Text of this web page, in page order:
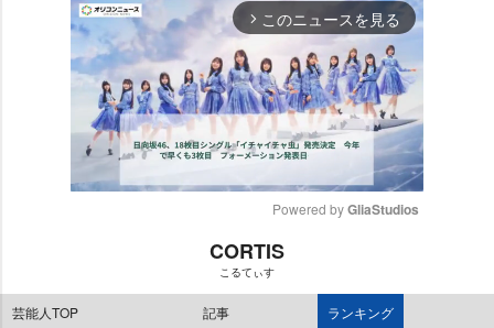
arrow_forward_ios このニュースを見る
t
e
Powered by GliaStudios
CORTIS
こるてぃす
芸能人TOP 記事 ランキング